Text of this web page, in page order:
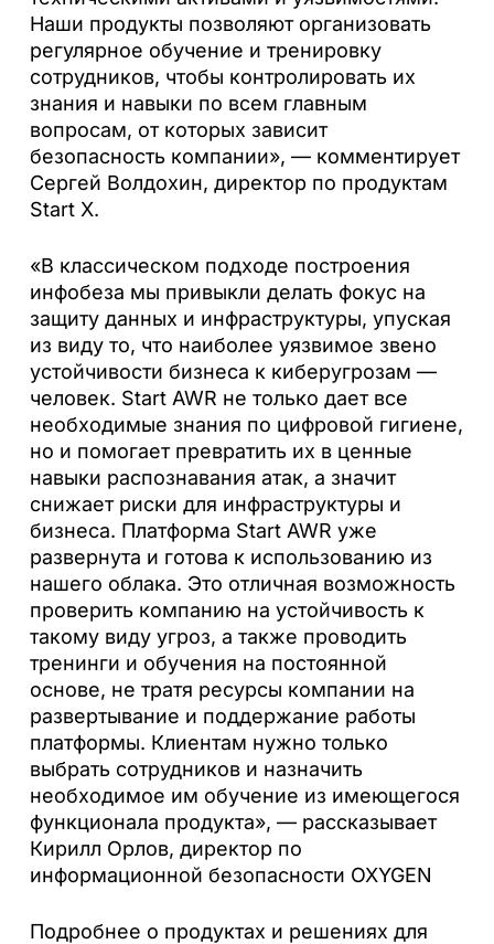
Наши продукты позволяют организовать
регулярное обучение и тренировку
сотрудников, чтобы контролировать их
знания и навыки по всем главным
вопросам, от которых зависит
безопасность компании», — комментирует
Сергей Волдохин, директор по продуктам
Start X.
«В классическом подходе построения
инфобеза мы привыкли делать фокус на
защиту данных и инфраструктуры, упуская
из виду то, что наиболее уязвимое звено
устойчивости бизнеса к киберугрозам —
человек. Start AWR не только дает все
необходимые знания по цифровой гигиене,
но и помогает превратить их в ценные
навыки распознавания атак, а значит
снижает риски для инфраструктуры и
бизнеса. Платформа Start AWR уже
развернута и готова к использованию из
нашего облака. Это отличная возможность
проверить компанию на устойчивость к
такому виду угроз, а также проводить
тренинги и обучения на постоянной
основе, не тратя ресурсы компании на
развертывание и поддержание работы
платформы. Клиентам нужно только
выбрать сотрудников и назначить
необходимое им обучение из имеющегося
функционала продукта», — рассказывает
Кирилл Орлов, директор по
информационной безопасности OXYGEN
Подробнее о продуктах и решениях для